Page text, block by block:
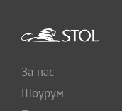
За нас
Шоурум